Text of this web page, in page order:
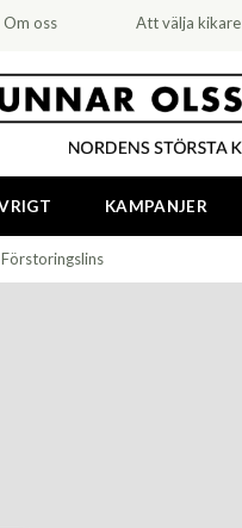
Om oss Att välja kikare
KAMPANJER